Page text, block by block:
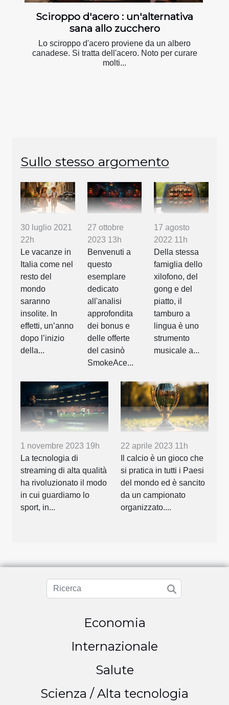
Sciroppo d'acero : un'alternativa
sana allo zucchero
Lo sciroppo d'acero proviene da un albero
canadese. Si tratta dell'acero. Noto per curare
molti...
Sullo stesso argomento
30 luglio 2021
22h
Le vacanze in
Italia come nel
resto del
mondo
saranno
insolite. In
effetti, un’anno
dopo l’inizio
della...
27 ottobre
2023 13h
Benvenuti a
questo
esemplare
dedicato
all'analisi
approfondita
dei bonus e
delle offerte
del casinò
SmokeAce...
17 agosto
2022 11h
Della stessa
famiglia dello
xilofono, del
gong e del
piatto, il
tamburo a
lingua è uno
strumento
musicale a...
1 novembre 2023 19h
La tecnologia di
streaming di alta qualità
ha rivoluzionato il modo
in cui guardiamo lo
sport, in...
22 aprile 2023 11h
Il calcio è un gioco che
si pratica in tutti i Paesi
del mondo ed è sancito
da un campionato
organizzato....
Economia
Internazionale
Salute
Scienza / Alta tecnologia